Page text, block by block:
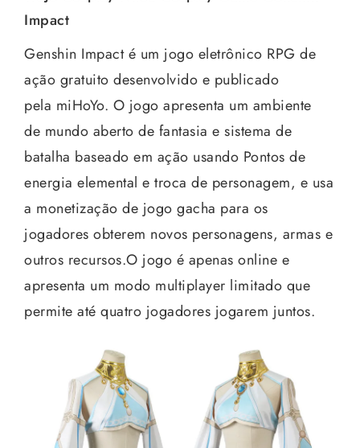
Impact
Genshin Impact é um jogo eletrônico RPG de
ação gratuito desenvolvido e publicado
pela miHoYo. O jogo apresenta um ambiente
de mundo aberto de fantasia e sistema de
batalha baseado em ação usando Pontos de
energia elemental e troca de personagem, e usa
a monetização de jogo gacha para os
jogadores obterem novos personagens, armas e
outros recursos.O jogo é apenas online e
apresenta um modo multiplayer limitado que
permite até quatro jogadores jogarem juntos.